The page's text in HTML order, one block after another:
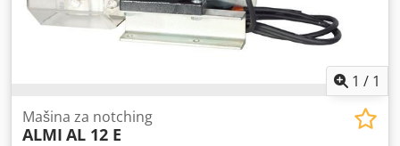
1 / 1
Mašina za notching
ALMI AL 12 E